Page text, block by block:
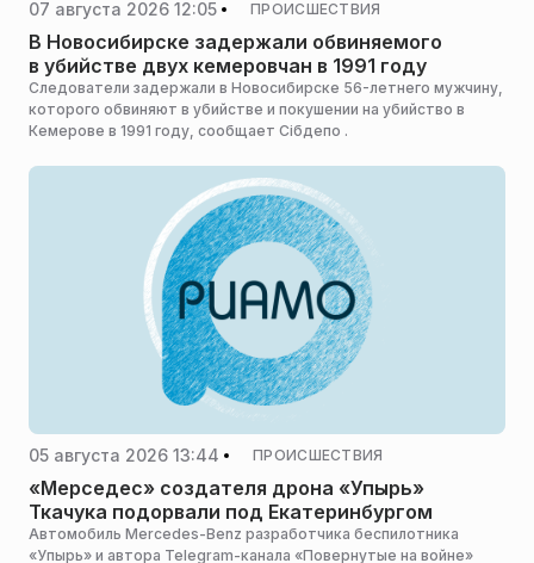
07 августа 2026 12:05 ПРОИСШЕСТВИЯ
В Новосибирске задержали обвиняемого
в убийстве двух кемеровчан в 1991 году
Следователи задержали в Новосибирске 56-летнего мужчину,
которого обвиняют в убийстве и покушении на убийство в
Кемерове в 1991 году, сообщает Сiбдепо .
05 августа 2026 13:44 ПРОИСШЕСТВИЯ
«Мерседес» создателя дрона «Упырь»
Ткачука подорвали под Екатеринбургом
Автомобиль Mercedes-Benz разработчика беспилотника
«Упырь» и автора Telegram-канала «Повернутые на войне»